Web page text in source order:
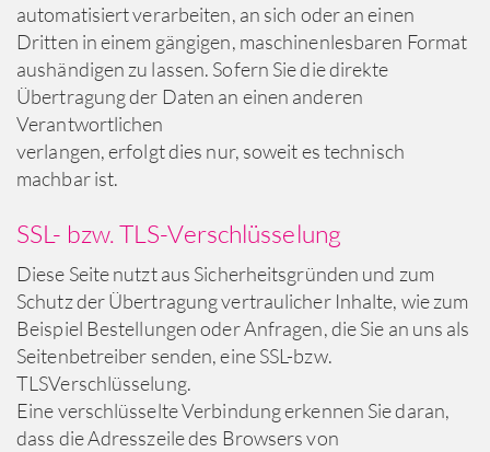
automatisiert verarbeiten, an sich oder an einen
Dritten in einem gängigen, maschinenlesbaren Format
aushändigen zu lassen. Sofern Sie die direkte
Übertragung der Daten an einen anderen
Verantwortlichen
verlangen, erfolgt dies nur, soweit es technisch
machbar ist.
SSL- bzw. TLS-Verschlüsselung
Diese Seite nutzt aus Sicherheitsgründen und zum
Schutz der Übertragung vertraulicher Inhalte, wie zum
Beispiel Bestellungen oder Anfragen, die Sie an uns als
Seitenbetreiber senden, eine SSL-bzw.
TLSVerschlüsselung.
Eine verschlüsselte Verbindung erkennen Sie daran,
dass die Adresszeile des Browsers von